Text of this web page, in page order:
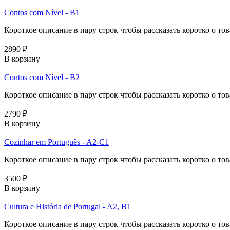
Contos com Nível - B1
Короткое описание в пару строк чтобы рассказать коротко о
2890 ₽
В корзину
Contos com Nível - B2
Короткое описание в пару строк чтобы рассказать коротко о
2790 ₽
В корзину
Cozinhar em Português - A2-C1
Короткое описание в пару строк чтобы рассказать коротко о
3500 ₽
В корзину
Cultura e História de Portugal - A2, B1
Короткое описание в пару строк чтобы рассказать коротко о